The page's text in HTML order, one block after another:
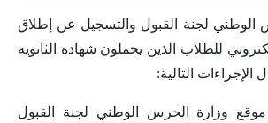
الوطني لجنة القبول والتسجيل عن إطلاق
للطلاب الذين يحملون شهادة الثانوية
الإجراءات التالية:
موقع وزارة الحرس الوطني لجنة القبول